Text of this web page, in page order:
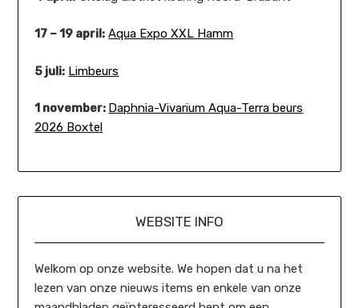
17 – 19 april: Aqua Expo XXL Hamm
5 juli: Limbeurs
1 november: Daphnia-Vivarium Aqua-Terra beurs
2026 Boxtel
WEBSITE INFO
Welkom op onze website. We hopen dat u na het
lezen van onze nieuws items en enkele van onze